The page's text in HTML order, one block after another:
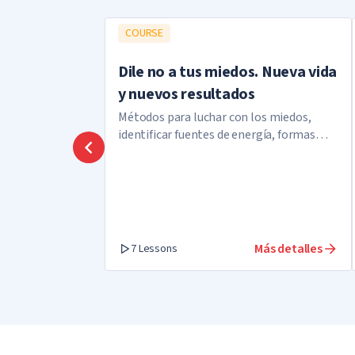
COURSE
Dile no a tus miedos. Nueva vida
y nuevos resultados
Métodos para luchar con los miedos,
identificar fuentes de energía, formas
7 Lessons Más detalles